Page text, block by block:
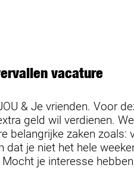
vacature
& Je vrienden. Voor
geld wil verdienen.
belangrijke zaken zoals:
dat je niet het hele
je interesse